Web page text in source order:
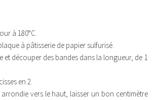
à 180°C.
à pâtisserie de papier sulfurisé.
et découper des bandes dans la longueur, de 1
en 2.
vers le haut, laisser un bon centimètre